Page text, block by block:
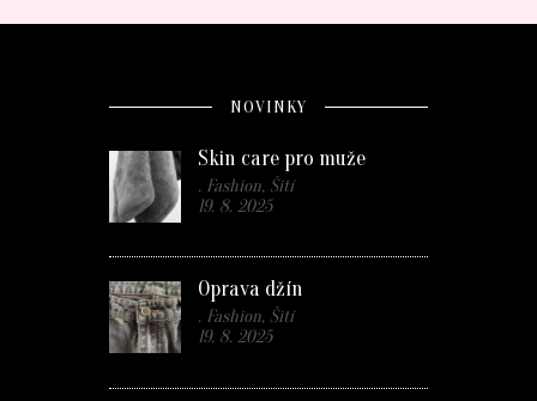
NOVINKY
Skin care pro muže
. Fashion, Šití
19. 8. 2025
Oprava džín
. Fashion, Šití
19. 8. 2025